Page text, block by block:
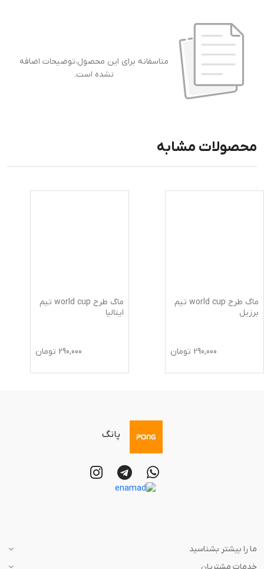
متاسفانه برای این محصول،توضیحات اضافه
نشده است.
محصولات مشابه
ماگ طرح world cup تیم
برزیل
290,000 تومان
ماگ طرح world cup تیم
ایتالیا
290,000 تومان
پانگ
ما را بیشتر بشناسید